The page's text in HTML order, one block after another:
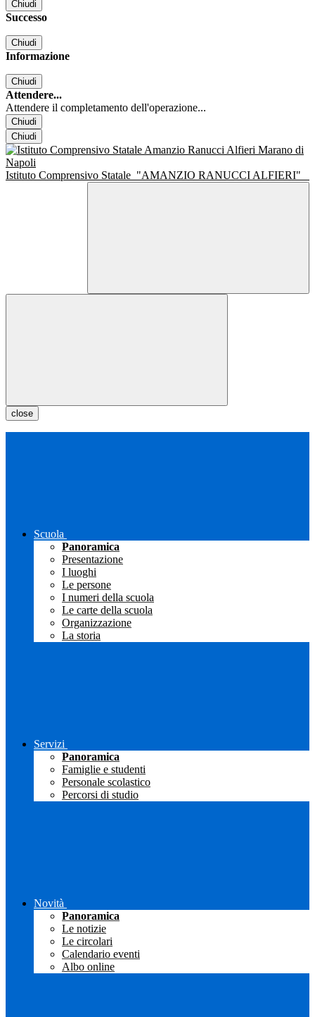
Chiudi
Successo
Chiudi
Informazione
Chiudi
Attendere...
Attendere il completamento dell'operazione...
Chiudi
Chiudi
Istituto Comprensivo Statale "AMANZIO RANUCCI ALFIERI"
close
Scuola
Panoramica
Presentazione
I luoghi
Le persone
I numeri della scuola
Le carte della scuola
Organizzazione
La storia
Servizi
Panoramica
Famiglie e studenti
Personale scolastico
Percorsi di studio
Novità
Panoramica
Le notizie
Le circolari
Calendario eventi
Albo online